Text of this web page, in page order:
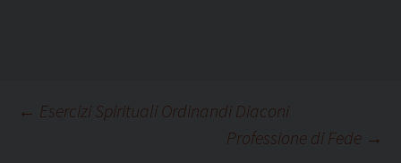
Navigazione
← Esercizi Spirituali Ordinandi Diaconi
Professione di Fede →